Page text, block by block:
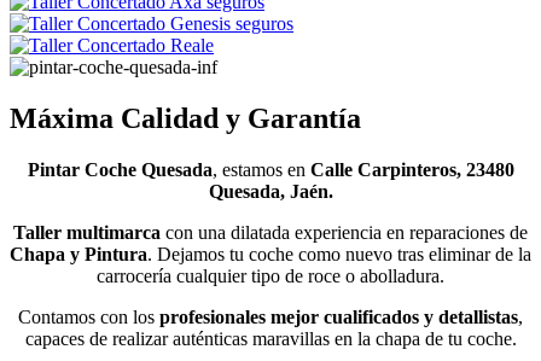
Máxima Calidad y Garantía
Pintar Coche Quesada, estamos en Calle Carpinteros, 23480
Quesada, Jaén.
Taller multimarca con una dilatada experiencia en reparaciones de
Chapa y Pintura. Dejamos tu coche como nuevo tras eliminar de la
carrocería cualquier tipo de roce o abolladura.
Contamos con los profesionales mejor cualificados y detallistas,
capaces de realizar auténticas maravillas en la chapa de tu coche.